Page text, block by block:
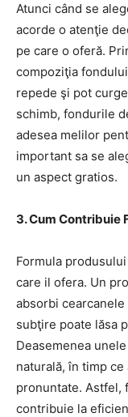
Atunci când se
acorde o atenţie
pe care o oferă.
compoziţia
repede şi pot
schimb, fondurile
adesea melilor
important sa se
un aspect gratios.
3. Cum Contribuie
Formula
care il ofera. Un
absorbi
subţire poate lăsa
Deasemenea
naturală, în timp
pronuntate. Astfel,
contribuie la